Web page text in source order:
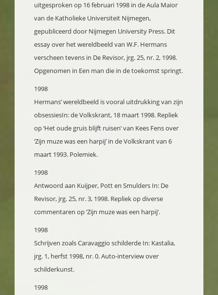
uitgesproken op 16 februari 1998 in de Aula Maior
van de Katholieke Universiteit Nijmegen,
gepubliceerd door Nijmegen University Press. Dit
essay over het wereldbeeld van W.F. Hermans
verscheen tevens in De Revisor, jrg. 25, nr. 2, 1998.
Opgenomen in Een man die in de toekomst springt.
1998
Hermans’ wereldbeeld is vooral uitdrukking van zijn
obsessiesIn: de Volkskrant, 18 maart 1998. Repliek
op ‘Het oude gruis blijft ruisen’ van Kees Fens over
‘Zijn muze was een harpij’ in de Volkskrant van 6
maart 1993. Polemiek.
1998
Antwoord aan Kuijper, Pott en Smulders In: De
Revisor, jrg. 25, nr. 3, 1998. Repliek op diverse
commentaren op ‘Zijn muze was een harpij’.
1998
Schrijven zoals Caravaggio schilderde In: Kastalia,
jrg. 1, herfst 1998, nr. 0. Auto-interview over
schilderkunst.
1998